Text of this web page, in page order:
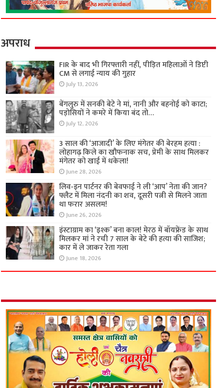
अपराध
FIR के बाद भी गिरफ्तारी नहीं, पीड़ित महिलाओं ने डिप्टी
CM से लगाई न्याय की गुहार
July 13, 2026
बेंगलुरु में सनकी बेटे ने मां, नानी और बहनोई को काटा;
पड़ोसियों ने कमरे में किया बंद तो…
July 12, 2026
3 साल की ‘आजादी’ के लिए मंगेतर की बेरहम हत्या :
लोहागढ़ किले का खौफनाक सच, प्रेमी के साथ मिलकर
मंगेतर को खाई में धकेला!
June 28, 2026
लिव-इन पार्टनर की बेवफाई ने ली ‘आप’ नेता की जान?
फ्लैट में मिला नंदनी का शव, दूसरी पत्नी से मिलने जाता
था फरार असलम!
June 26, 2026
इंस्टाग्राम का ‘इश्क’ बना काल! मेरठ में बॉयफ्रेंड के साथ
मिलकर मां ने रची 7 साल के बेटे की हत्या की साजिश;
कार में ले जाकर रेता गला
June 18, 2026